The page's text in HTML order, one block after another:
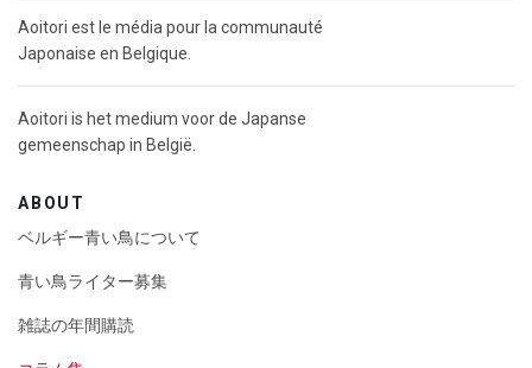
Aoitori est le média pour la communauté
Japonaise en Belgique.
Aoitori is het medium voor de Japanse
gemeenschap in België.
ABOUT
ベルギー青い鳥について
青い鳥ライター募集
雑誌の年間購読